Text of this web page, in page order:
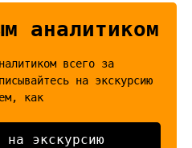
аналитиком
всего за
на экскурсию
в симулятор — расскажем, как
на экскурсию